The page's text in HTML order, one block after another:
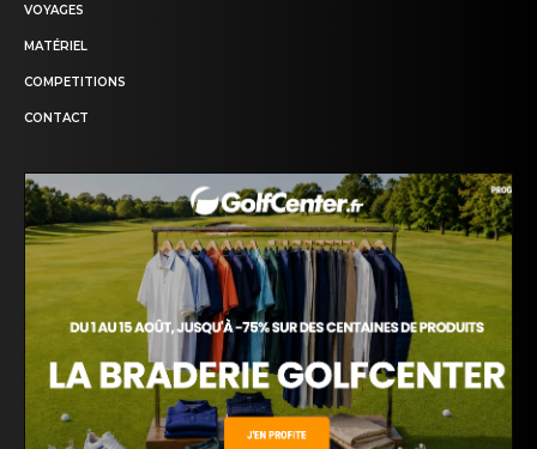
VOYAGES
MATÉRIEL
COMPETITIONS
CONTACT